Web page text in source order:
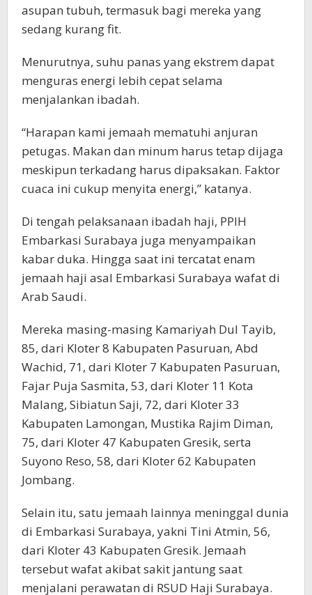
asupan tubuh, termasuk bagi mereka yang
sedang kurang fit.
Menurutnya, suhu panas yang ekstrem dapat
menguras energi lebih cepat selama
menjalankan ibadah.
“Harapan kami jemaah mematuhi anjuran
petugas. Makan dan minum harus tetap dijaga
meskipun terkadang harus dipaksakan. Faktor
cuaca ini cukup menyita energi,” katanya.
Di tengah pelaksanaan ibadah haji, PPIH
Embarkasi Surabaya juga menyampaikan
kabar duka. Hingga saat ini tercatat enam
jemaah haji asal Embarkasi Surabaya wafat di
Arab Saudi.
Mereka masing-masing Kamariyah Dul Tayib,
85, dari Kloter 8 Kabupaten Pasuruan, Abd
Wachid, 71, dari Kloter 7 Kabupaten Pasuruan,
Fajar Puja Sasmita, 53, dari Kloter 11 Kota
Malang, Sibiatun Saji, 72, dari Kloter 33
Kabupaten Lamongan, Mustika Rajim Diman,
75, dari Kloter 47 Kabupaten Gresik, serta
Suyono Reso, 58, dari Kloter 62 Kabupaten
Jombang.
Selain itu, satu jemaah lainnya meninggal dunia
di Embarkasi Surabaya, yakni Tini Atmin, 56,
dari Kloter 43 Kabupaten Gresik. Jemaah
tersebut wafat akibat sakit jantung saat
menjalani perawatan di RSUD Haji Surabaya.